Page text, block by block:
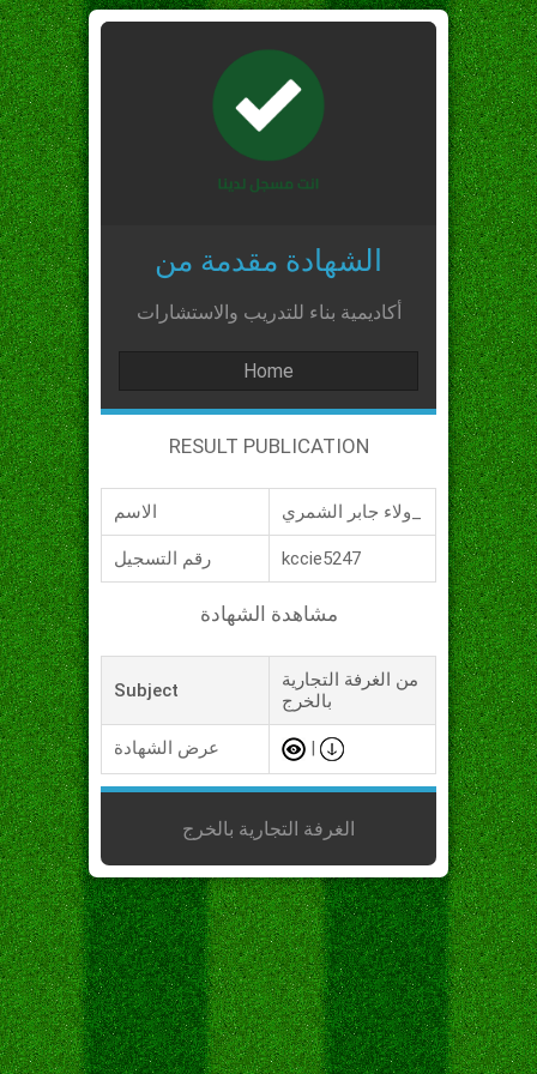
الشهادة مقدمة من
أكاديمية بناء للتدريب والاستشارات
Home
RESULT PUBLICATION
الاسم
رقم التسجيل kccie5247
مشاهدة الشهادة
Subject
من الغرفة التجارية
بالخرج
عرض الشهادة
الغرفة التجارية بالخرج